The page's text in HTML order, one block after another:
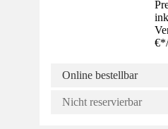
€*
Online bestellbar
Nicht reservierbar